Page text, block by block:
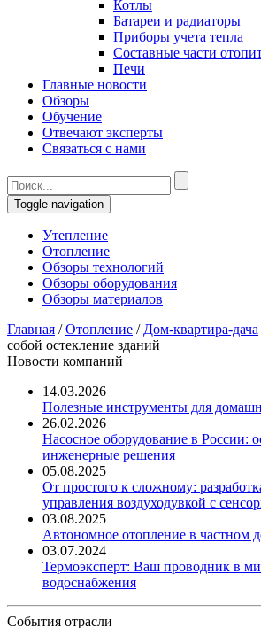
Котлы
Батареи и радиаторы
Приборы учета тепла
Составные части
Печи
Главные новости
Обзоры
Обучение
Отвечают эксперты
Связаться с нами
Toggle navigation
Утепление
Отопление
Обзоры технологий
Обзоры оборудования
Обзоры материалов
Главная /Отопление / Дом-квартира-дача
собой остекление зданий
Новости компаний
14.03.2026
Полезные инструменты для
26.02.2026
Насосное оборудование в России:
инженерные решения
05.08.2025
От простого к сложному:
управления воздуходувкой с
03.08.2025
Автономное отопление в частном
03.07.2024
Термоэксперт: Ваш проводник в
водоснабжения
События отрасли